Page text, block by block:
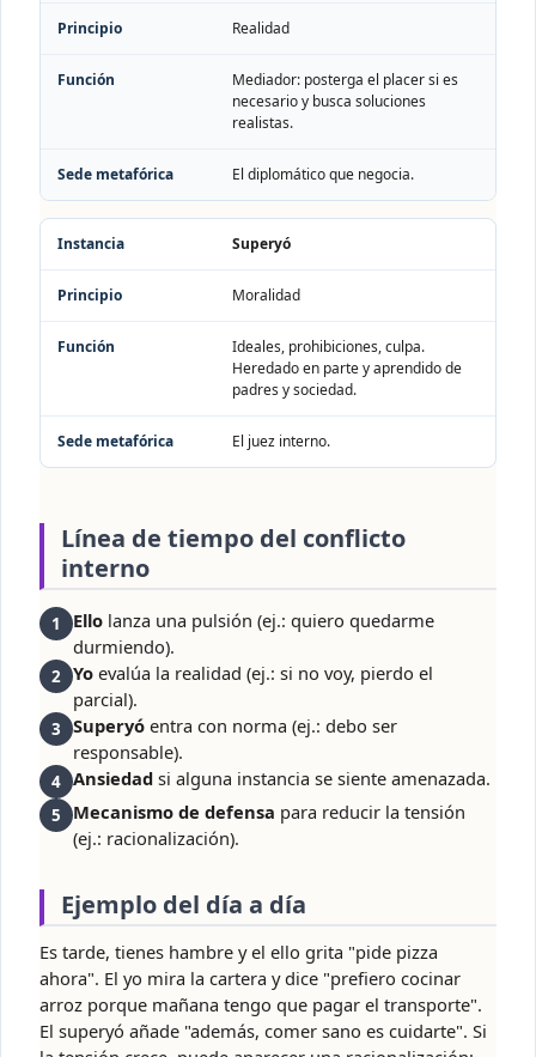
Realidad
Mediador: posterga el placer si es
necesario y busca soluciones
realistas.
El diplomático que negocia.
Superyó
Moralidad
Ideales, prohibiciones, culpa.
Heredado en parte y aprendido de
padres y sociedad.
El juez interno.
Línea de tiempo del conflicto
interno
1 Ello lanza una pulsión (ej.: quiero quedarme
durmiendo).
2 Yo evalúa la realidad (ej.: si no voy, pierdo el
parcial).
3 Superyó entra con norma (ej.: debo ser
responsable).
4 Ansiedad si alguna instancia se siente amenazada.
5 Mecanismo de defensa para reducir la tensión
(ej.: racionalización).
Ejemplo del día a día
Es tarde, tienes hambre y el ello grita "pide pizza
ahora". El yo mira la cartera y dice "prefiero cocinar
arroz porque mañana tengo que pagar el transporte".
El superyó añade "además, comer sano es cuidarte". Si